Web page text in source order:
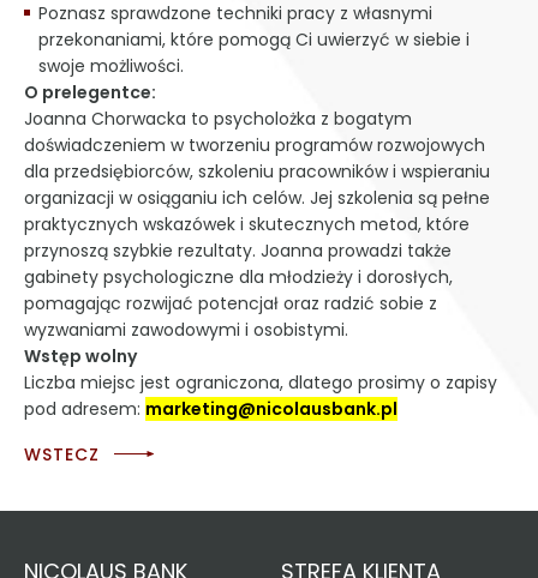
Poznasz sprawdzone techniki pracy z własnymi
przekonaniami, które pomogą Ci uwierzyć w siebie i
swoje możliwości.
O prelegentce:
Joanna Chorwacka to psycholożka z bogatym
doświadczeniem w tworzeniu programów rozwojowych
dla przedsiębiorców, szkoleniu pracowników i wspieraniu
organizacji w osiąganiu ich celów. Jej szkolenia są pełne
praktycznych wskazówek i skutecznych metod, które
przynoszą szybkie rezultaty. Joanna prowadzi także
gabinety psychologiczne dla młodzieży i dorosłych,
pomagając rozwijać potencjał oraz radzić sobie z
wyzwaniami zawodowymi i osobistymi.
Wstęp wolny
Liczba miejsc jest ograniczona, dlatego prosimy o zapisy
pod adresem: marketing@nicolausbank.pl
WSTECZ
NICOLAUS BANK STREFA KLIENTA